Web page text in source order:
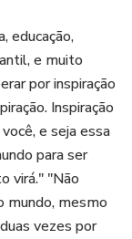
educação,
e muito
por inspiração
Inspiração
e seja essa
para ser
virá." "Não
mundo, mesmo
vezes por